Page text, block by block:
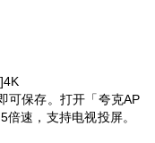
可保存。打开「夸克AP
速，支持电视投屏。